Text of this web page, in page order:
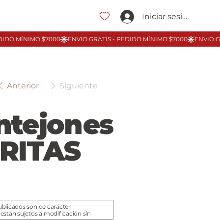
Iniciar sesión
Anterior Siguiente
son de carácter
sujetos a modificación sin